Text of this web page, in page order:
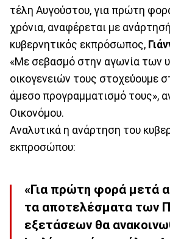
τέλη Αυγούστου, για πρώτη
χρόνια, αναφέρεται με
κυβερνητικός εκπρόσωπος,
«Με σεβασμό στην αγωνία των
οικογενειών τους στοχεύουμε
άμεσο προγραμματισμό τους»,
Οικονόμου.
Αναλυτικά η ανάρτηση του
εκπροσώπου:
«Για πρώτη φορά μετά
τα αποτελέσματα των
εξετάσεων θα